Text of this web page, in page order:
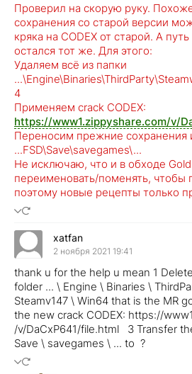
Проверил на скорую руку.
сохранения со старой версии
кряка на CODEX от старой. А
остался тот же. Для этого:
Удаляем всё из папки
4
Применяем crack CODEX:
https://www1.zippyshare.com/v/
Переносим прежние сохранения
...FSD\Save\savegames\...
Не исключаю, что и в обходе
переименовать/поменять, чтобы
поэтому новые рецепты только
xatfan
2 ноября 2021 19:41
thank u for the help u mean 1
folder ... \ Engine \ Binaries \
Steamv147 \ Win64 that is the MR
the new crack CODEX: https://
/v/DaCxP641/file.html 3 Transfer
Save \ savegames \ ... to ?